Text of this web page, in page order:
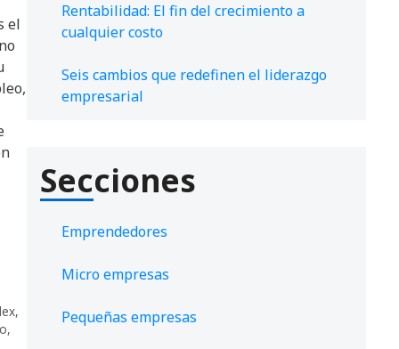
el
,
,
Rentabilidad: El fin del crecimiento a
cualquier costo
Seis cambios que redefinen el liderazgo
empresarial
Secciones
Emprendedores
Micro empresas
Pequeñas empresas